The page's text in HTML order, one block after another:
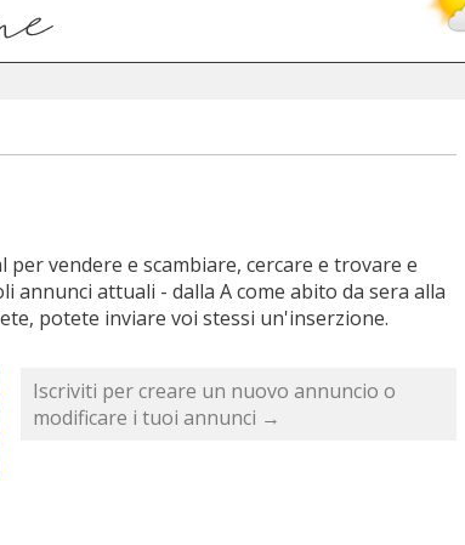
vendere e scambiare, cercare e trovare e
attuali - dalla A come abito da sera alla
potete inviare voi stessi un'inserzione.
Iscriviti per creare un nuovo annuncio o
modificare i tuoi annunci →